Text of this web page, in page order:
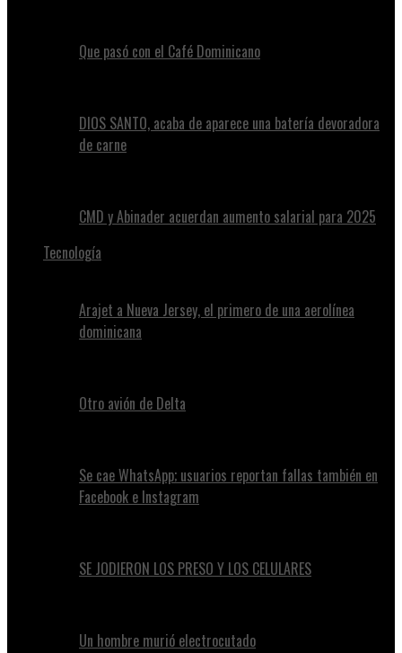
Que pasó con el Café Dominicano
DIOS SANTO, acaba de aparece una batería devoradora
de carne
CMD y Abinader acuerdan aumento salarial para 2025
Tecnología
Arajet a Nueva Jersey, el primero de una aerolínea
dominicana
Otro avión de Delta
Se cae WhatsApp; usuarios reportan fallas también en
Facebook e Instagram
SE JODIERON LOS PRESO Y LOS CELULARES
Un hombre murió electrocutado